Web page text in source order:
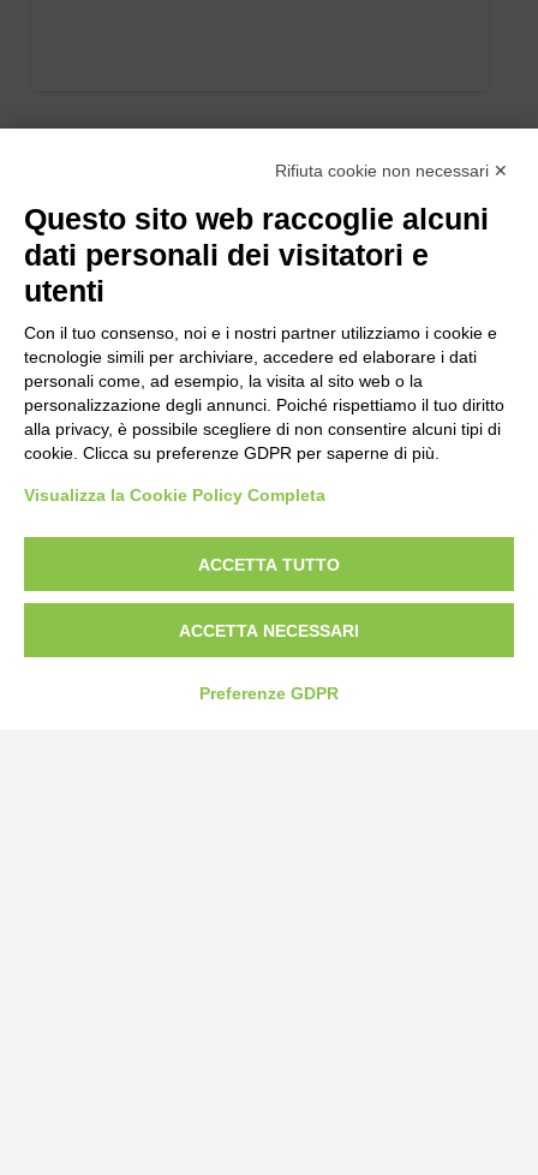
Bogliano Srl
Strada Statale 231 Alba-Bra
Rifiuta cookie non necessari ✕
Questo sito web raccoglie alcuni
dati personali dei visitatori e
utenti
Con il tuo consenso, noi e i nostri partner utilizziamo i cookie e
tecnologie simili per archiviare, accedere ed elaborare i dati
personali come, ad esempio, la visita al sito web o la
personalizzazione degli annunci. Poiché rispettiamo il tuo diritto
alla privacy, è possibile scegliere di non consentire alcuni tipi di
cookie. Clicca su preferenze GDPR per saperne di più.
Visualizza la Cookie Policy Completa
ACCETTA TUTTO
ACCETTA NECESSARI
Preferenze GDPR